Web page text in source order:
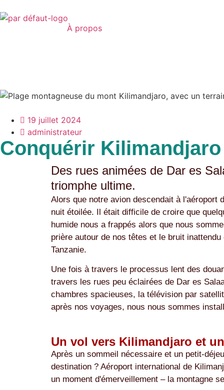
À propos
19 juillet 2024
administrateur
Conquérir Kilimandjaro
Des rues animées de Dar es
triomphe ultime.
Alors que notre avion descendait à
nuit étoilée. Il était difficile de croire que
humide nous a frappés alors que nous
prière autour de nos têtes et le bruit
Tanzanie.
Une fois à travers le processus lent des
travers les rues peu éclairées de Dar es
chambres spacieuses, la télévision par
après nos voyages, nous nous sommes
Un vol vers Kilimandjaro et
Après un sommeil nécessaire et un petit-
destination ? Aéroport international de
un moment d'émerveillement – la montagne